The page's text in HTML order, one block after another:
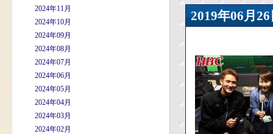
2024年11月
2024年10月
2024年09月
2024年08月
2024年07月
2024年06月
2024年05月
2024年04月
2024年03月
2024年02月
2019年06